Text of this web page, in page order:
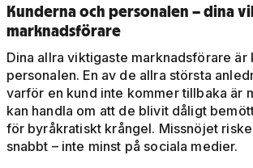
Kunderna och personalen – dina
marknadsförare
Dina allra viktigaste marknadsförare är
personalen. En av de allra största
varför en kund inte kommer tillbaka är
kan handla om att de blivit dåligt
för byråkratiskt krångel. Missnöjet
snabbt – inte minst på sociala medier.